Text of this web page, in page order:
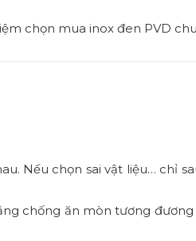
chọn mua inox đen PVD
Nếu chọn sai vật liệu… chỉ
chống ăn mòn tương đương